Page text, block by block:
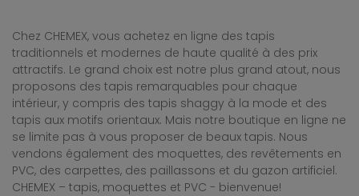
Chez CHEMEX, vous achetez en ligne des tapis
traditionnels et modernes de haute qualité à des prix
attractifs. Le grand choix est notre plus grand atout, nous
proposons des tapis remarquables pour chaque
intérieur, y compris des tapis shaggy à la mode et des
tapis aux motifs orientaux. Mais notre boutique en ligne ne
se limite pas à vous proposer de beaux tapis. Nous
vendons également des moquettes, des revêtements en
PVC, des carpettes, des paillassons et du gazon artificiel.
CHEMEX – tapis, moquettes et PVC - bienvenue!